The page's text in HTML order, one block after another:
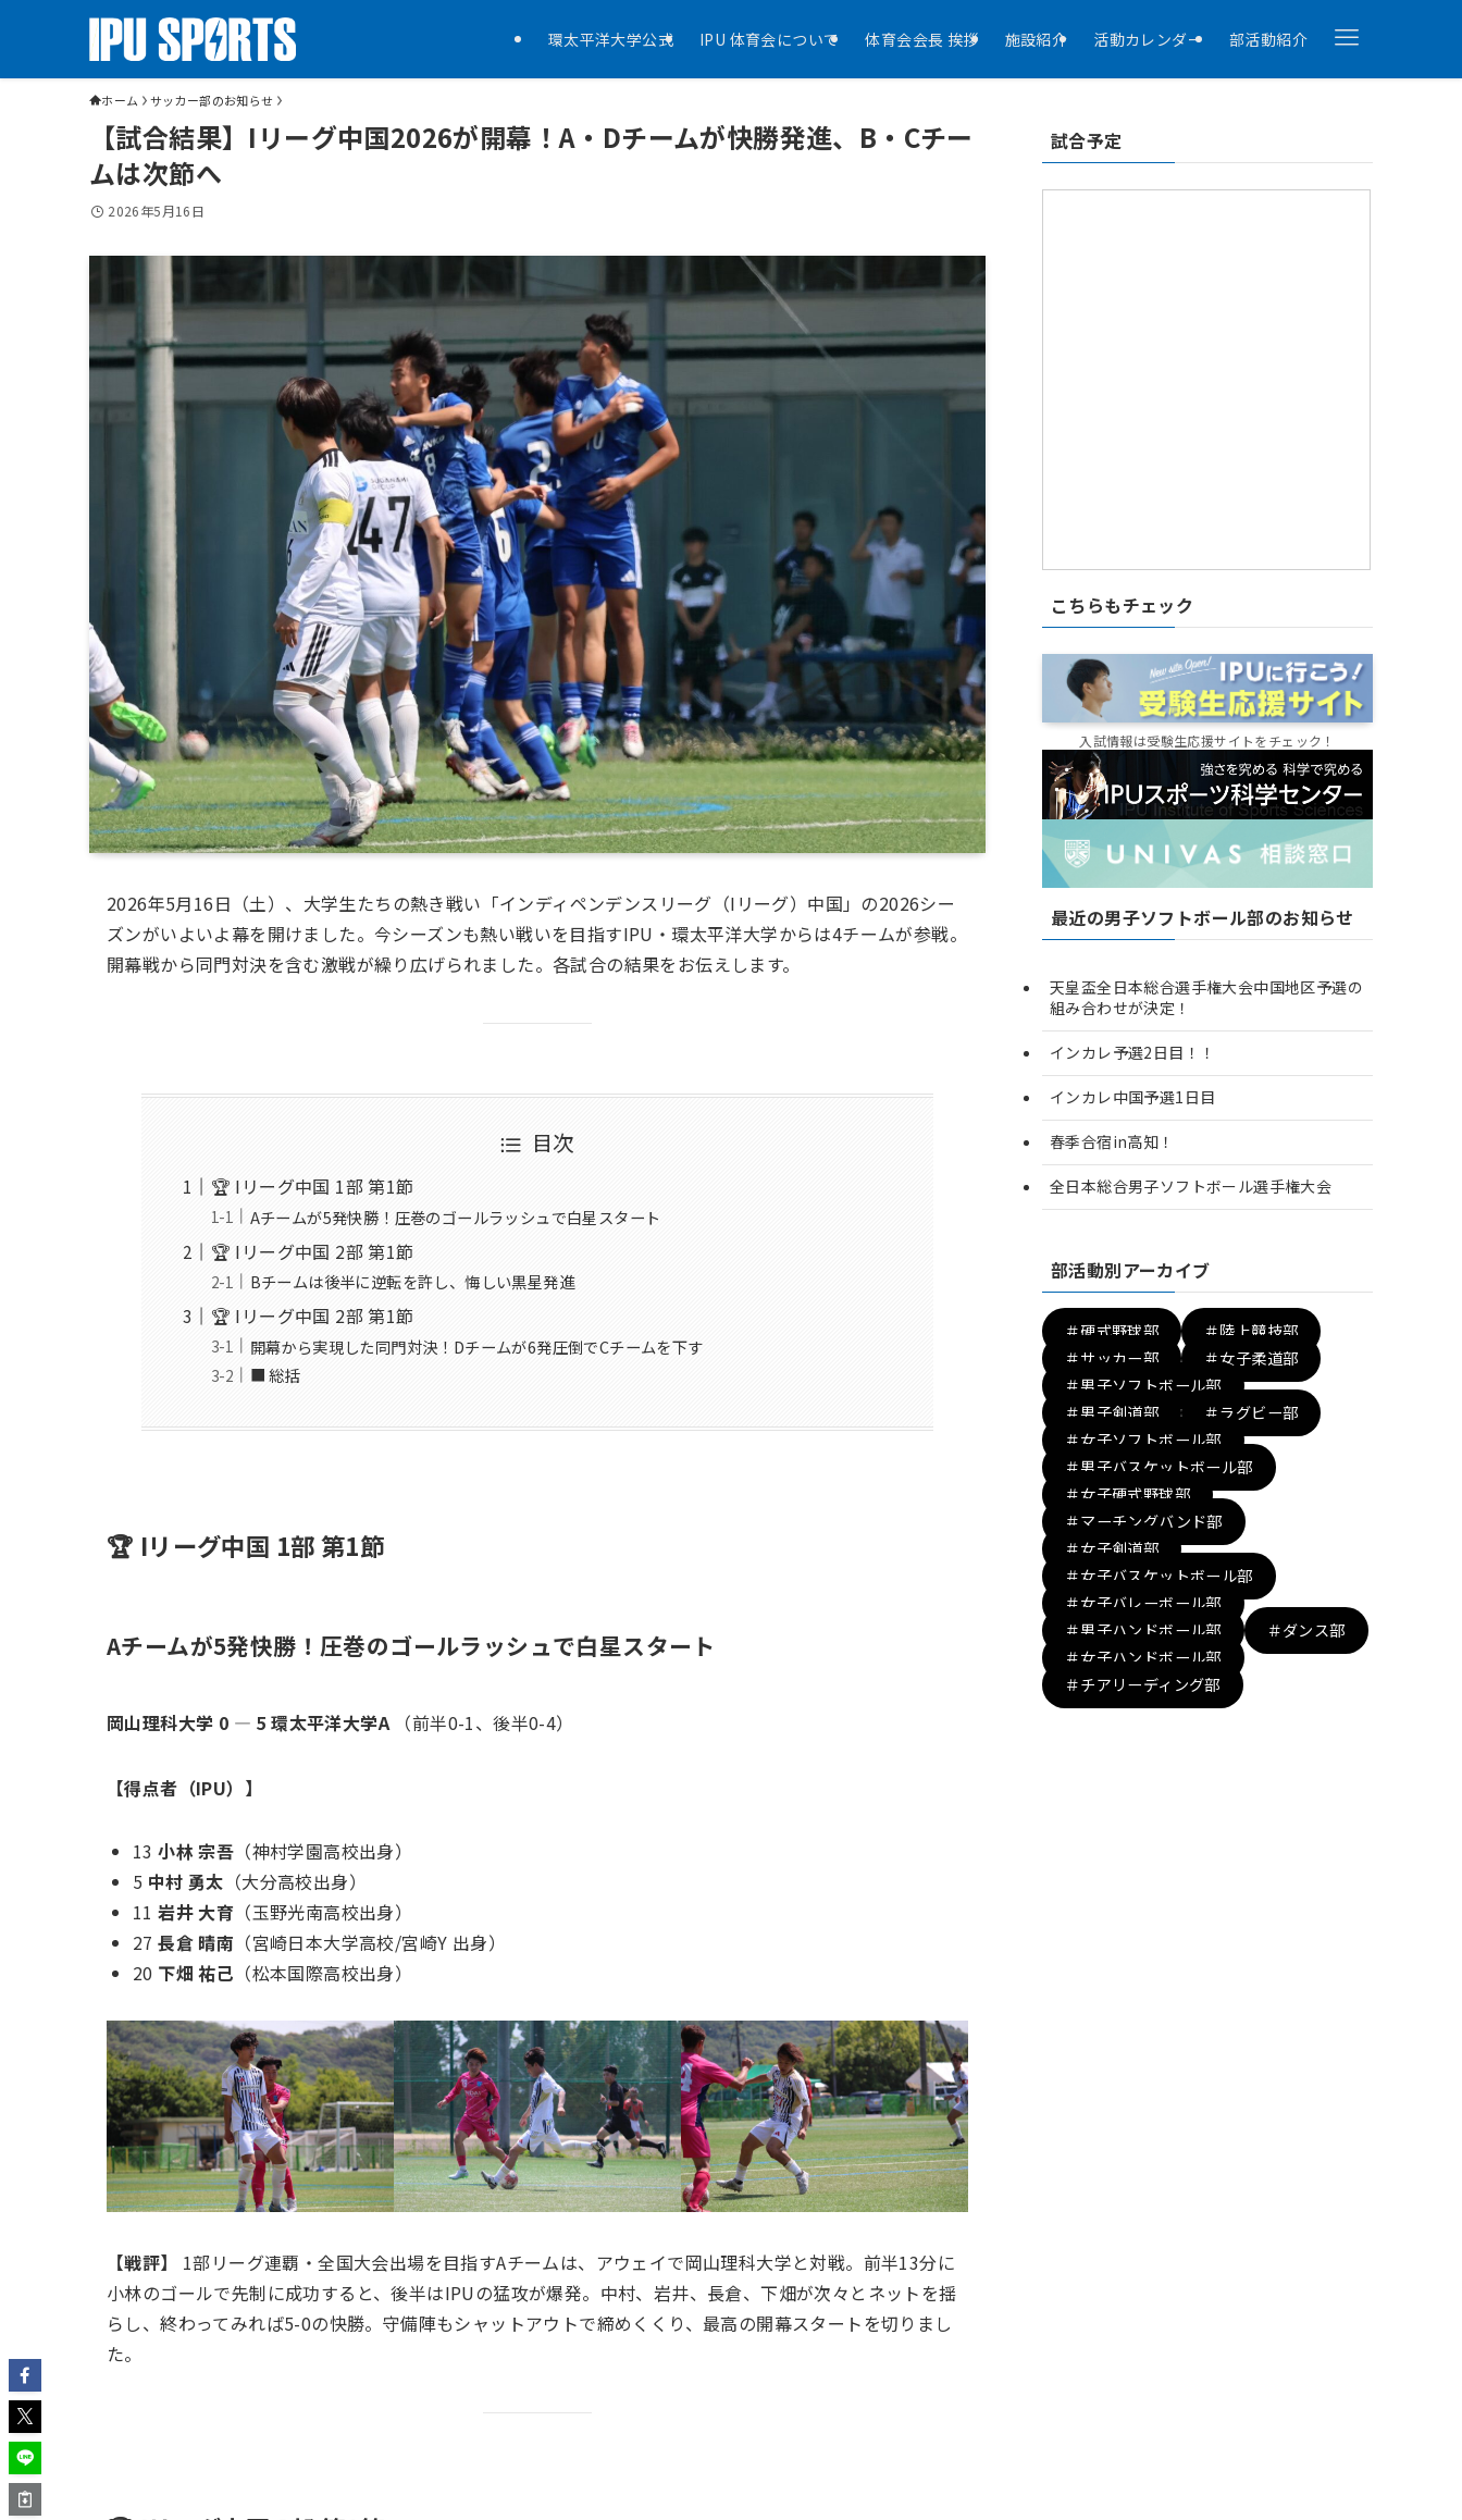
環太平洋大学公式 IPU 体育会について 体育会会長 挨拶 施設紹介 活動カレンダー 部活動紹介
ホーム サッカー部のお知らせ
【試合結果】Iリーグ中国2026が開幕！A・Dチームが快勝発進、B・Cチー
ムは次節へ
2026年5月16日
2026年5月16日（土）、大学生たちの熱き戦い「インディペンデンスリーグ（Iリーグ）中国」の2026シー
ズンがいよいよ幕を開けました。今シーズンも熱い戦いを目指すIPU・環太平洋大学からは4チームが参戦。
開幕戦から同門対決を含む激戦が繰り広げられました。各試合の結果をお伝えします。
目次
🏆 Iリーグ中国 1部 第1節
Aチームが5発快勝！圧巻のゴールラッシュで白星スタート
🏆 Iリーグ中国 2部 第1節
Bチームは後半に逆転を許し、悔しい黒星発進
🏆 Iリーグ中国 2部 第1節
開幕から実現した同門対決！Dチームが6発圧倒でCチームを下す
■ 総括
🏆 Iリーグ中国 1部 第1節
Aチームが5発快勝！圧巻のゴールラッシュで白星スタート
岡山理科大学 0 — 5 環太平洋大学A（前半0-1、後半0-4）
【得点者（IPU）】
13小林 宗吾 （神村学園高校出身）
5 中村 勇太 （大分高校出身）
11岩井 大育 （玉野光南高校出身）
27長倉 晴南 （宮崎日本大学高校/宮崎Y 出身）
20 下畑 祐己 （松本国際高校出身）
【戦評】
1部リーグ連覇・全国大会出場を目指すAチームは、アウェイで岡山理科大学と対戦。前半13分に
小林のゴールで先制に成功すると、後半はIPUの猛攻が爆発。中村、岩井、長倉、下畑が次々とネットを揺
らし、終わってみれば5-0の快勝。守備陣もシャットアウトで締めくくり、最高の開幕スタートを切りまし
た。
試合予定
こちらもチェック
入試情報は受験生応援サイトをチェック！
最近の男子ソフトボール部のお知らせ
天皇盃全日本総合選手権大会中国地区予選の
組み合わせが決定！
インカレ予選2日目！！
インカレ中国予選1日目
春季合宿in高知！
全日本総合男子ソフトボール選手権大会
部活動別アーカイブ
＃硬式野球部
＃陸上競技部
＃サッカー部
＃女子柔道部
＃男子ソフトボール部
＃男子剣道部
＃ラグビー部
＃女子ソフトボール部
＃男子バスケットボール部
＃女子硬式野球部
＃マーチングバンド部
＃女子剣道部
＃女子バスケットボール部
＃女子バレーボール部
＃男子ハンドボール部
＃ダンス部
＃女子ハンドボール部
＃チアリーディング部